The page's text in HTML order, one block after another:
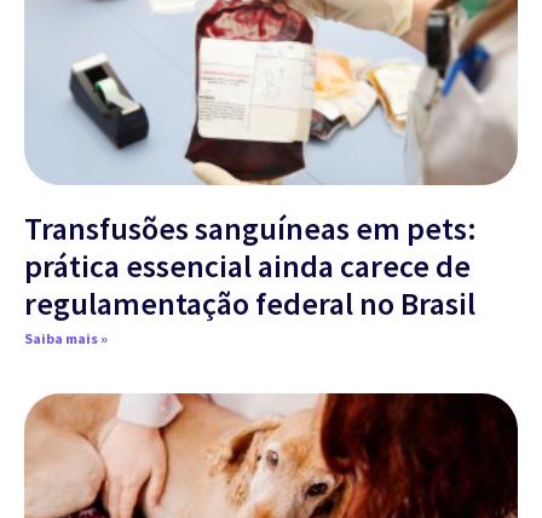
Transfusões sanguíneas em pets:
prática essencial ainda carece de
regulamentação federal no Brasil
Saiba mais »